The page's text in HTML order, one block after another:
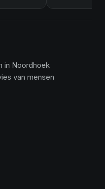
in Noordhoek
van mensen